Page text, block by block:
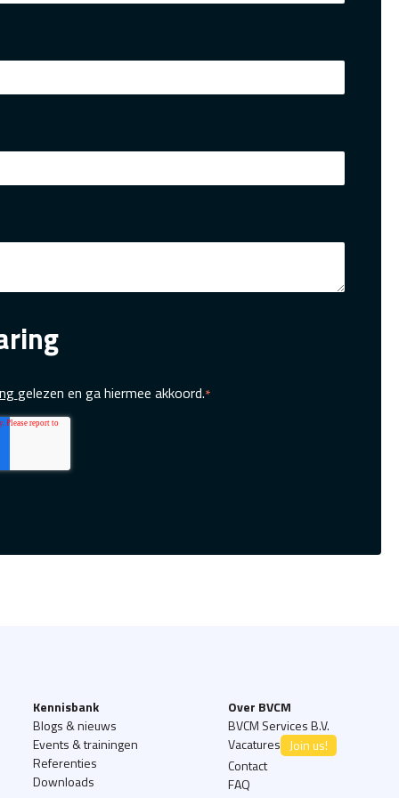
gelezen en ga hiermee akkoord.*
Kennisbank
Blogs & nieuws
Events & trainingen
Referenties
Downloads
Over BVCM
BVCM Services B.V.
Vacatures Join us!
Contact
FAQ